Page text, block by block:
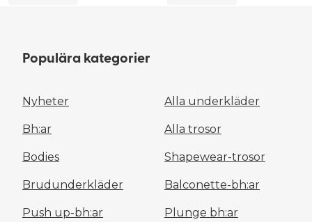
Populära kategorier
Nyheter Alla underkläder
Bh:ar Alla trosor
Bodies Shapewear-trosor
Brudunderkläder Balconette-bh:ar
Push up-bh:ar Plunge bh:ar